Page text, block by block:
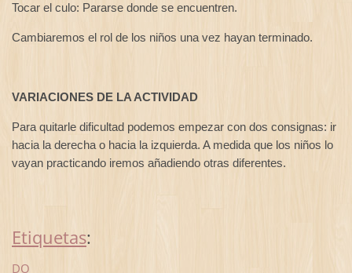
Tocar el culo: Pararse donde se encuentren.
Cambiaremos el rol de los niños una vez hayan terminado.
VARIACIONES DE LA ACTIVIDAD
Para quitarle dificultad podemos empezar con dos consignas: ir
hacia la derecha o hacia la izquierda. A medida que los niños lo
vayan practicando iremos añadiendo otras diferentes.
Etiquetas:
DO